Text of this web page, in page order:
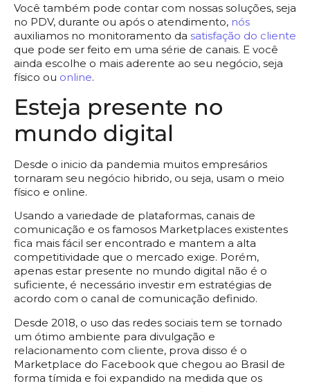
Você também pode contar com nossas soluções, seja
no PDV, durante ou após o atendimento, nós
auxiliamos no monitoramento da satisfação do cliente
que pode ser feito em uma série de canais. E você
ainda escolhe o mais aderente ao seu negócio, seja
físico ou online.
Esteja presente no
mundo digital
Desde o inicio da pandemia muitos empresários
tornaram seu negócio hibrido, ou seja, usam o meio
físico e online.
Usando a variedade de plataformas, canais de
comunicação e os famosos Marketplaces existentes
fica mais fácil ser encontrado e mantem a alta
competitividade que o mercado exige. Porém,
apenas estar presente no mundo digital não é o
suficiente, é necessário investir em estratégias de
acordo com o canal de comunicação definido.
Desde 2018, o uso das redes sociais tem se tornado
um ótimo ambiente para divulgação e
relacionamento com cliente, prova disso é o
Marketplace do Facebook que chegou ao Brasil de
forma tímida e foi expandido na medida que os